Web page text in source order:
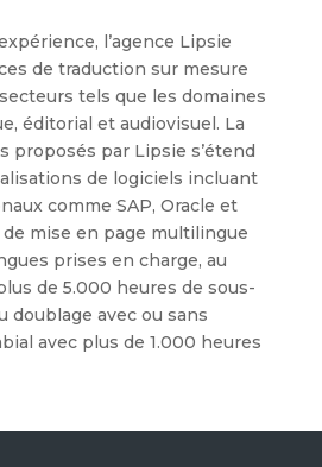
l’agence Lipsie
de traduction sur mesure
tels que les domaines
éditorial et audiovisuel. La
proposés par Lipsie s’étend
de logiciels incluant
comme SAP, Oracle et
mise en page multilingue
prises en charge, au
de 5.000 heures de sous-
doublage avec ou sans
avec plus de 1.000 heures